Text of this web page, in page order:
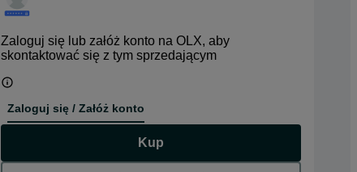
Zaloguj się lub załóż konto na OLX, aby
skontaktować się z tym sprzedającym
Zaloguj się / Załóż konto
Kup